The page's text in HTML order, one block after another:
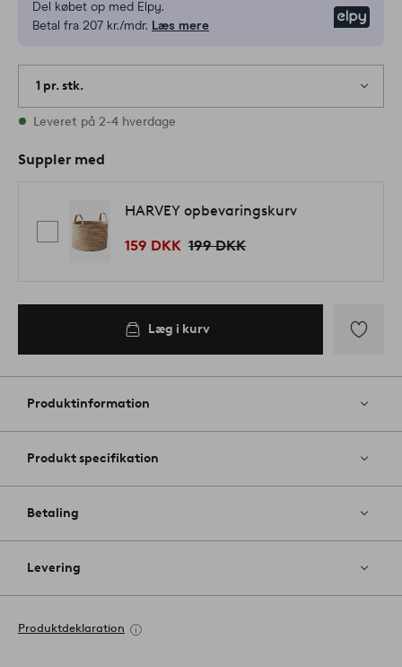
Del købet op med Elpy.
Betal fra 207 kr./mdr. Læs mere
1 pr. stk.
På lager
Leveret på 2-4 hverdage
Suppler med
HARVEY opbevaringskurv
159 DKK 199 DKK
Læg i kurv
til
Produktinformation
Produkt specifikation
Betaling
Levering
Produktdeklaration